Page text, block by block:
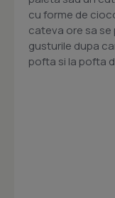
cu forme de
cateva ore sa
gusturile dupa
pofta si la pofta